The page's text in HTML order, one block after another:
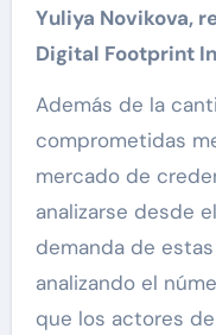
Yuliya Novikova,
Digital Footprint
Además de la
comprometidas
mercado de
analizarse desde
demanda de
analizando el
que los actores